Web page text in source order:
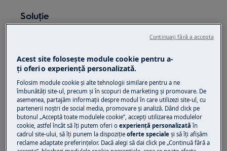
Soluție
Aer condiționat portabil afișează codul L3
Cod de eroare L3
Se aplică la:
Acest site folosește module cookie pentru a-
ţi oferi o experienţă personalizată.
Folosim module cookie și alte tehnologii similare pentru a ne
îmbunătăţi site-ul, precum și în scopuri de marketing și promovare. De
asemenea, partajăm informaţii despre modul în care utilizezi site-ul, cu
partenerii noștri de social media, promovare și analiză. Dând click pe
butonul „Acceptă toate modulele cookie”, accepţi utilizarea modulelor
cookie, astfel încât să îţi putem oferi oexperienţă personalizată în
cadrul site-ului, să îţi punem la dispoziţieoferte speciale și să îţi afișăm
reclame adaptate preferinţelor. Dacă alegi să dai click pe „Continuă fără a
Continuați fără a accepta